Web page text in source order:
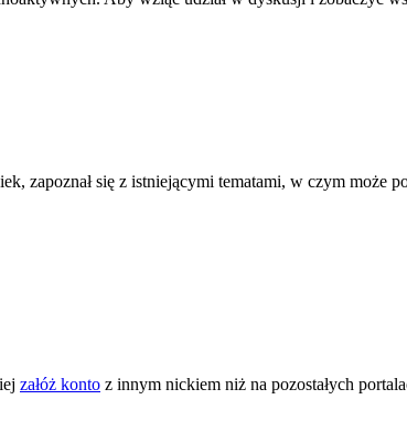
zapoznał się z istniejącymi tematami, w czym może
załóż konto z innym nickiem niż na pozostałych